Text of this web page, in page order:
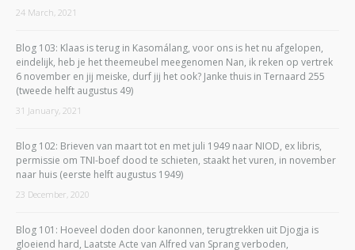
24 March, 2021
Blog 103: Klaas is terug in Kasomálang, voor ons is het nu afgelopen,
eindelijk, heb je het theemeubel meegenomen Nan, ik reken op vertrek
6 november en jij meiske, durf jij het ook? Janke thuis in Ternaard 255
(tweede helft augustus 49)
31 January, 2021
Blog 102: Brieven van maart tot en met juli 1949 naar NIOD, ex libris,
permissie om TNI-boef dood te schieten, staakt het vuren, in november
naar huis (eerste helft augustus 1949)
23 December, 2020
Blog 101: Hoeveel doden door kanonnen, terugtrekken uit Djogja is
gloeiend hard, Laatste Acte van Alfred van Sprang verboden,